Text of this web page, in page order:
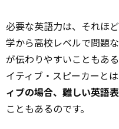
必要な英語力は、それほ
学から高校レベルで問題
が伝わりやすいこともあ
イティブ・スピーカーと
ィブの場合、難しい英語
こともあるのです。